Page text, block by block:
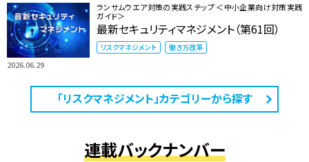
2026.06.29
ランサムウエア対策の実践ステップ ＜中小企業向け対策実践
ガイド＞
最新セキュリティマネジメント（第61回）
リスクマネジメント 働き方改革
「リスクマネジメント」カテゴリーから探す
連載バックナンバー